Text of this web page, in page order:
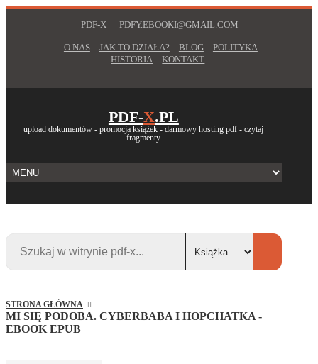
PDF-X PDFY.EBOOKI@GMAIL.COM
O NAS JAK TO DZIAŁA? BLOG
POLITYKA
HISTORIA
KONTAKT
PDF-X.PL
upload dokumentów - promocja książek - darmowy hosting pdf - czytaj
fragmenty
STRONA GŁÓWNA
MI SIĘ PODOBA. CYBERBABA I HOPCHATKA -
EBOOK EPUB